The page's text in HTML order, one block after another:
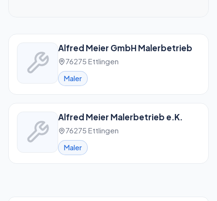
Alfred Meier GmbH Malerbetrieb
76275 Ettlingen
Maler
Alfred Meier Malerbetrieb e.K.
76275 Ettlingen
Maler